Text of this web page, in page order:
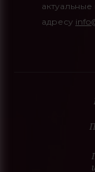
адресу